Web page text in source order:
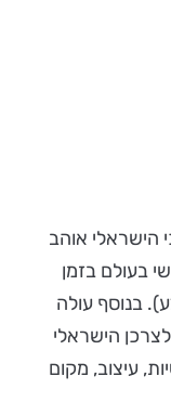
אוהב
בעולם בזמן
בנוסף עולה
הישראלי
עיצוב, מקום